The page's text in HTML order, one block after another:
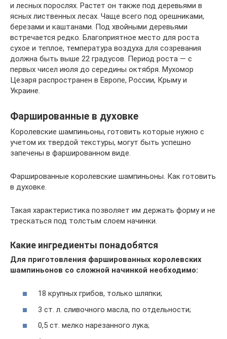
и лесных порослях. Растет он также под деревьями в
ясных лиственных лесах. Чаще всего под орешниками,
березами и каштанами. Под хвойными деревьями
встречается редко. Благоприятное место для роста
сухое и теплое, температура воздуха для созревания
должна быть выше 22 градусов. Период роста — с
первых чисел июля до середины октября. Мухомор
Цезаря распространен в Европе, России, Крыму и
Украине.
Фаршированные в духовке
Королевские шампиньоны, готовить которые нужно с
учетом их твердой текстуры, могут быть успешно
запечены в фаршированном виде.
Фаршированные королевские шампиньоны. Как готовить
в духовке.
Такая характеристика позволяет им держать форму и не
трескаться под толстым слоем начинки.
Какие ингредиенты понадобятся
Для приготовления фаршированных королевских
шампиньонов со сложной начинкой необходимо:
18 крупных грибов, только шляпки;
3 ст. л. сливочного масла, по отдельности;
0,5 ст. мелко нарезанного лука;